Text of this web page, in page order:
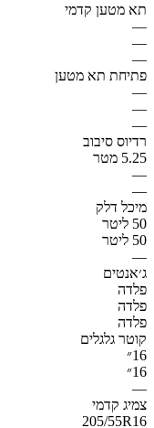
תא מטען קדמי
—
—
—
פתיחת תא מטען
—
—
—
רדיוס סיבוב
5.25 מטר
—
—
מיכל דלק
50 ליטר
50 ליטר
—
ג׳אנטים
פלדה
פלדה
פלדה
קוטר גלגלים
16״
16״
—
צמיג קדמי
205/55R16